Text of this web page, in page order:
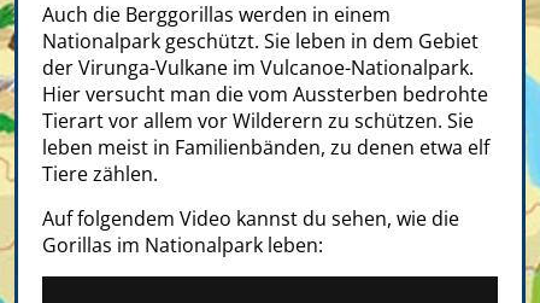
Auch die Berggorillas werden in einem
Nationalpark geschützt. Sie leben in dem Gebiet
der Virunga-Vulkane im Vulcanoe-Nationalpark.
Hier versucht man die vom Aussterben bedrohte
Tierart vor allem vor Wilderern zu schützen. Sie
leben meist in Familienbänden, zu denen etwa elf
Tiere zählen.
Auf folgendem Video kannst du sehen, wie die
Gorillas im Nationalpark leben: